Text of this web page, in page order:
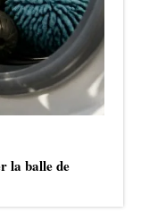
la balle de